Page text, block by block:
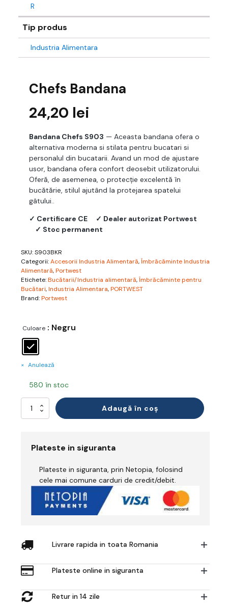
R
Tip produs
Industria Alimentara
Chefs Bandana
24,20 lei
Bandana Chefs S903 — Aceasta bandana ofera o
alternativa moderna si stilata pentru bucatari si
personalul din bucatarii. Avand un mod de ajustare
usor, bandana ofera confort deosebit utilizatorului.
Oferă, de asemenea, o protecție excelentă în
bucătărie, stilul ajutând la protejarea spatelui
gâtului..
✓ Certificare CE
✓ Dealer autorizat Portwest
✓ Stoc permanent
SKU:S903BKR
Categorii:Accesorii Industria Alimentară,Îmbrăcăminte Industria
Alimentară,Portwest
Etichete:Bucătarii/Industria alimentară,Îmbrăcăminte pentru
Bucătari,Industria Alimentara,PORTWEST
Brand:Portwest
Culoare : Negru
Anulează
580 în stoc
Cantitate
Adaugă în coș
Plateste in siguranta
Plateste in siguranta, prin Netopia, folosind
cele mai comune carduri de credit/debit.
Livrare rapida in toata Romania
Plateste online in siguranta
Retur in 14 zile